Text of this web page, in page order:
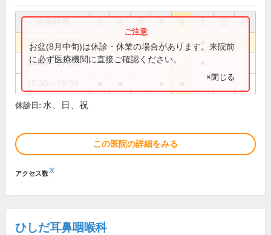
祝
9:00～12:00 ● ● ● ●
14:00～17:00
お盆(8月中旬)は休診・休業の場合があります。来院前
に必ず医療機関に直接ご確認ください。
×閉じる
休診日: 水、日、祝
この医院の詳細をみる
アクセス数※
ひしだ耳鼻咽喉科